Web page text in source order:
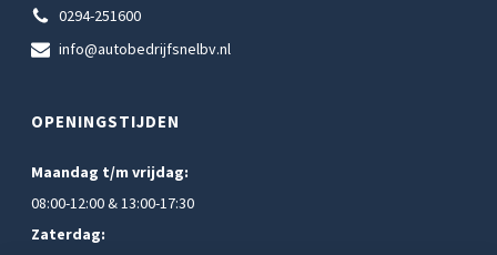
0294-251600
info@autobedrijfsnelbv.nl
OPENINGSTIJDEN
Maandag t/m vrijdag:
08:00-12:00 & 13:00-17:30
Zaterdag: